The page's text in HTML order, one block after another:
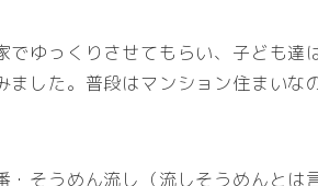
でゆっくりさせてもらい、子ども達
ました。普段はマンション住まいな
・そうめん流し（流しそうめんとは